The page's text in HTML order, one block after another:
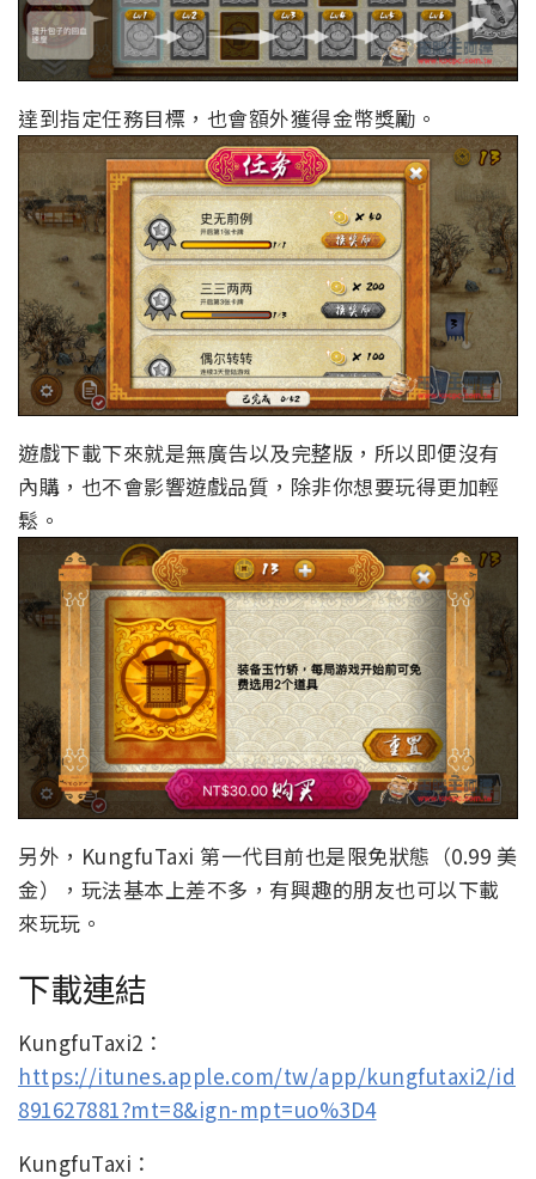
達到指定任務目標，也會額外獲得金幣獎勵。
遊戲下載下來就是無廣告以及完整版，所以即便沒有
內購，也不會影響遊戲品質，除非你想要玩得更加輕
鬆。
另外，KungfuTaxi 第一代目前也是限免狀態（0.99 美
金），玩法基本上差不多，有興趣的朋友也可以下載
來玩玩。
下載連結
KungfuTaxi2：
https://itunes.apple.com/tw/app/kungfutaxi2/id
891627881?mt=8&ign-mpt=uo%3D4
KungfuTaxi：